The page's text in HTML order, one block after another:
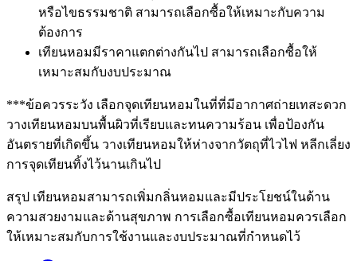
หรือไขธรรมชาติ สามารถเลือกซื้อให้เหมาะกับความ
ต้องการ
เทียนหอมมีราคาแตกต่างกันไป สามารถเลือกซื้อให้
เหมาะสมกับงบประมาณ
***ข้อควรระวัง เลือกจุดเทียนหอมในที่ที่มีอากาศถ่ายเทสะดวก
วางเทียนหอมบนพื้นผิวที่เรียบและทนความร้อน เพื่อป้องกัน
อันตรายที่เกิดขึ้น วางเทียนหอมให้ห่างจากวัตถุที่ไวไฟ หลีกเลี่ยง
การจุดเทียนทิ้งไว้นานเกินไป
สรุป เทียนหอมสามารถเพิ่มกลิ่นหอมและมีประโยชน์ในด้าน
ความสวยงามและด้านสุขภาพ การเลือกซื้อเทียนหอมควรเลือก
ให้เหมาะสมกับการใช้งานและงบประมาณที่กำหนดไว้